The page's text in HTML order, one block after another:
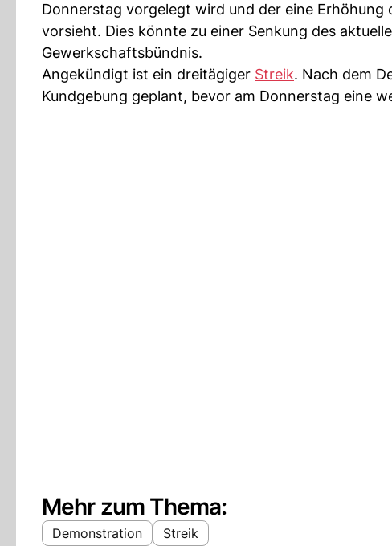
Donnerstag vorgelegt wird und der eine Erhöhung
vorsieht. Dies könnte zu einer Senkung des
Gewerkschaftsbündnis.
Angekündigt ist ein dreitägiger Streik. Nach dem
Kundgebung geplant, bevor am Donnerstag eine
Mehr zum Thema:
Demonstration Streik